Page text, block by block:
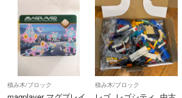
在庫確認のためコメントよりお願いします！
積み木/ブロック 積み木/ブロック